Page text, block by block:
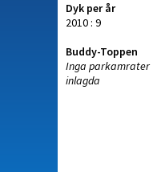
Dyk per år
2010 : 9
Buddy-Toppen
Inga parkamrater
inlagda